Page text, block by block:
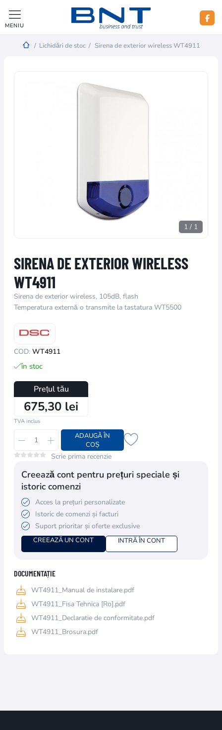
MENIU
/ Lichidări de stoc / Sirena de exterior wireless WT4911
1 / 1
SIRENA DE EXTERIOR WIRELESS
WT4911
Sirena de exterior wireless, 105dB, flash
Temperatura externă o transmite la tastatura WT5500
COD: WT4911
în stoc
Prețul tău
675,30 lei
TVA inclus
ADAUGĂ ÎN
COȘ
Scrie prima recenzie
Creează cont pentru prețuri speciale și
istoric comenzi
Acces la prețuri personalizate
Istoric de comenzi și facturi
Suport prioritar și oferte exclusive
CREEAZĂ UN CONT INTRĂ ÎN CONT
DOCUMENTAȚIE
WT4911_Manual de instalare.pdf
WT4911_Fisa Tehnica [Ro].pdf
WT4911_Declaratie de conformitate.pdf
WT4911_Brosura.pdf